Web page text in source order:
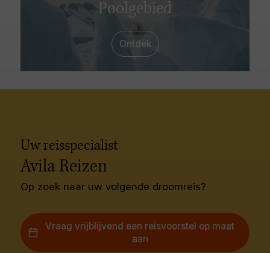
Poolgebied
Ontdek
Uw reisspecialist
Avila Reizen
Op zoek naar uw volgende droomreis?
Vraag vrijblijvend een reisvoorstel op maat
aan